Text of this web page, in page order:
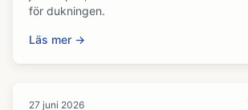
för dukningen.
Läs mer →
27 juni 2026